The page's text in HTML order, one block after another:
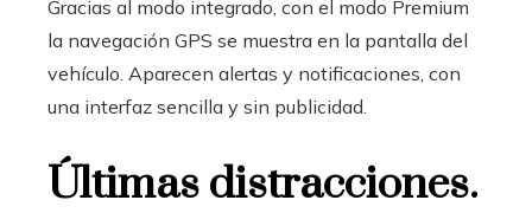
Gracias al modo integrado, con el modo Premium
la navegación GPS se muestra en la pantalla del
vehículo. Aparecen alertas y notificaciones, con
una interfaz sencilla y sin publicidad.
Últimas distracciones.